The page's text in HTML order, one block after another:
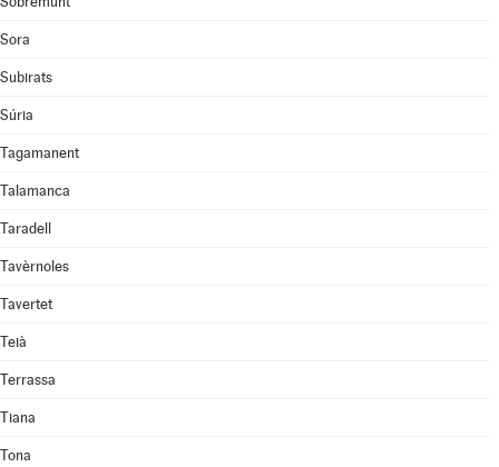
Sora
Subirats
Súria
Tagamanent
Talamanca
Taradell
Tavèrnoles
Tavertet
Teià
Terrassa
Tiana
Tona